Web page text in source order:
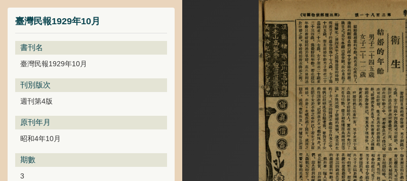
臺灣民報1929年10月
書刊名
臺灣民報1929年10月
刊別版次
週刊第4版
原刊年月
昭和4年10月
期數
3